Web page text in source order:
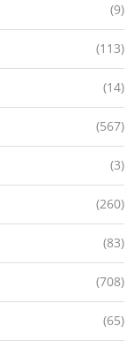
(9)
(113)
(14)
(567)
(3)
(260)
(83)
(708)
(65)